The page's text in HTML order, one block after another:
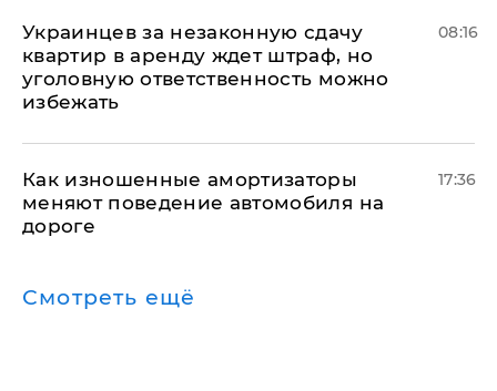
Украинцев за незаконную сдачу
квартир в аренду ждет штраф, но
уголовную ответственность можно
избежать
08:16
Как изношенные амортизаторы
меняют поведение автомобиля на
дороге
17:36
Смотреть ещё